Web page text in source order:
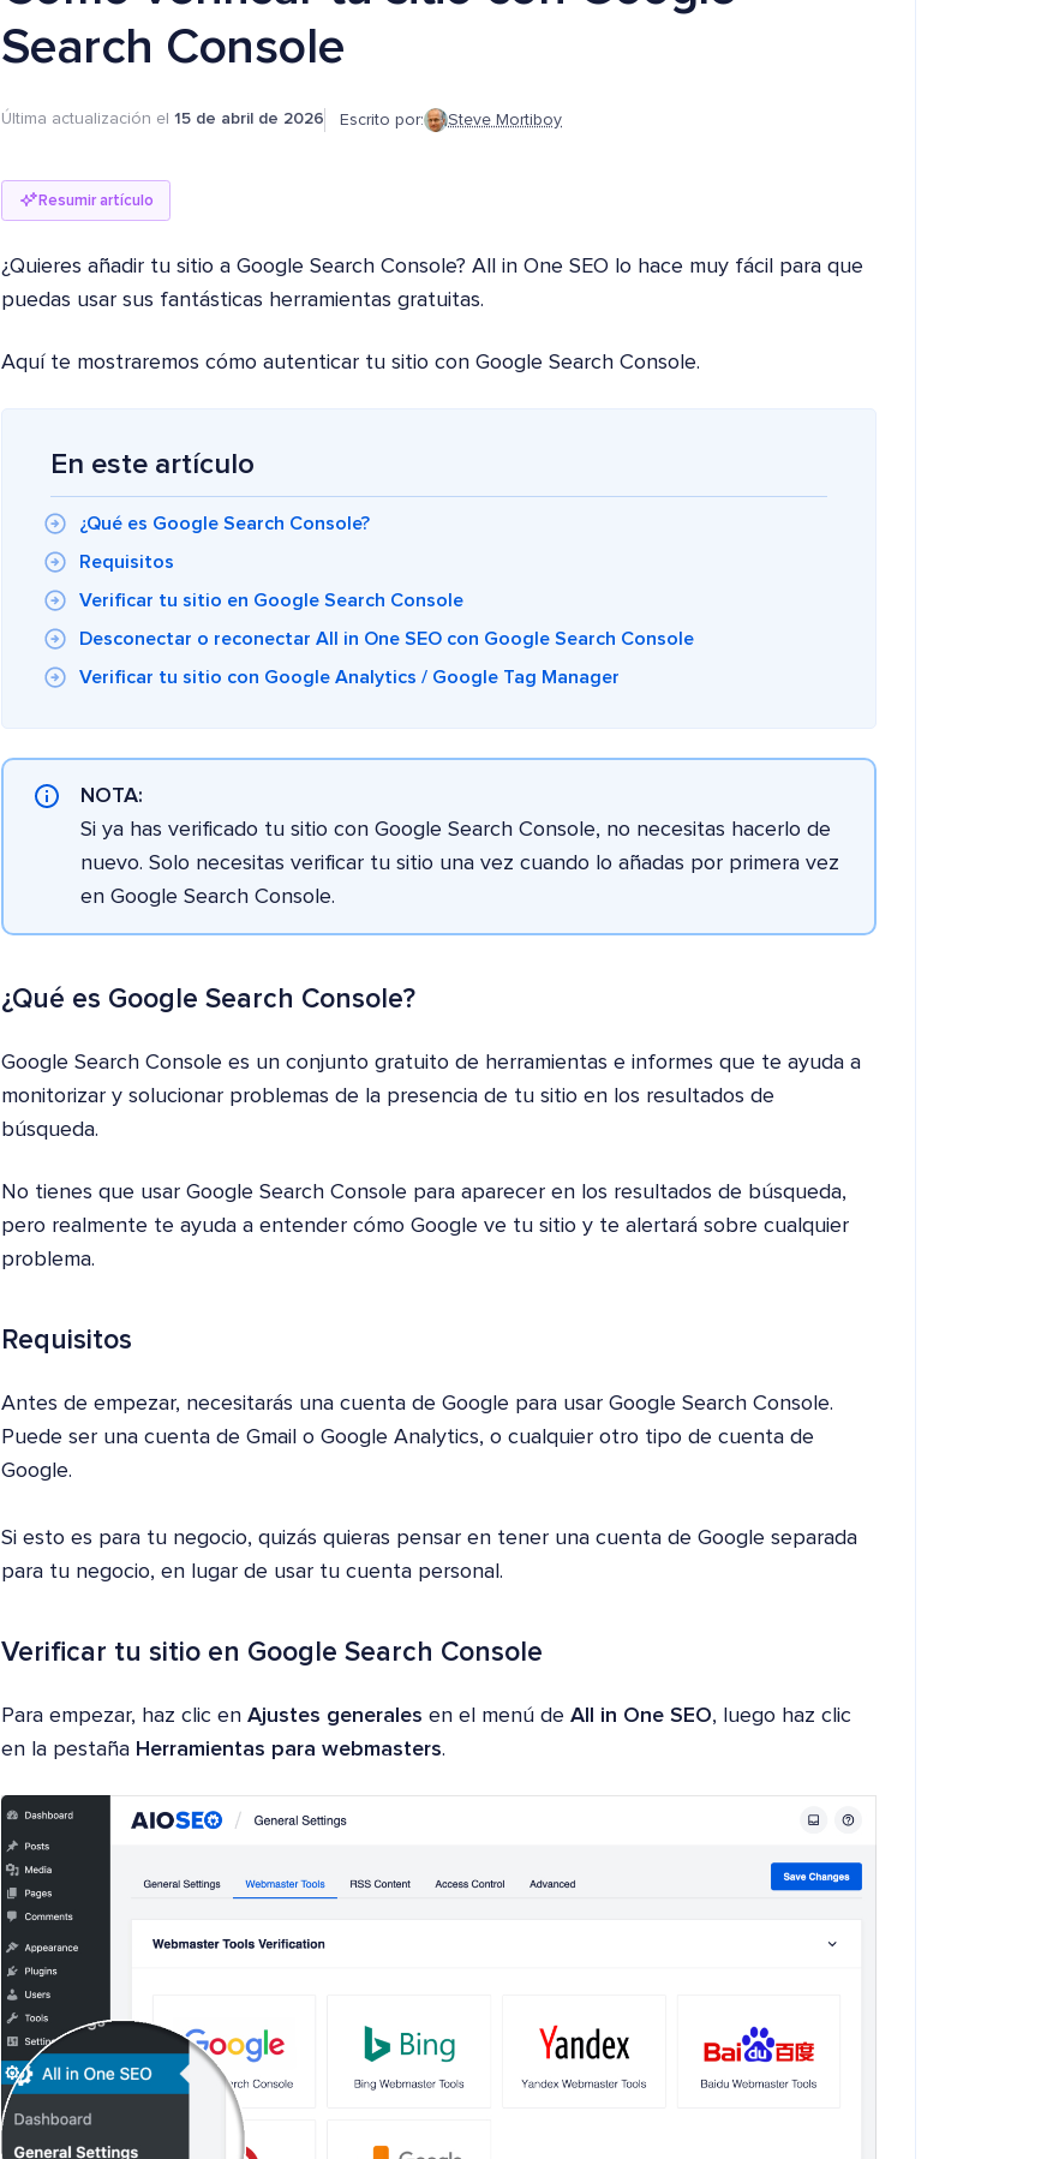
Search Console
Última actualización el 15 de abril de 2026 Escrito por: Steve Mortiboy
Resumir artículo
¿Quieres añadir tu sitio a Google Search Console? All in One SEO lo hace muy fácil para que
puedas usar sus fantásticas herramientas gratuitas.
Aquí te mostraremos cómo autenticar tu sitio con Google Search Console.
En este artículo
¿Qué es Google Search Console?
Requisitos
Verificar tu sitio en Google Search Console
Desconectar o reconectar All in One SEO con Google Search Console
Verificar tu sitio con Google Analytics / Google Tag Manager
NOTA:
Si ya has verificado tu sitio con Google Search Console, no necesitas hacerlo de
nuevo. Solo necesitas verificar tu sitio una vez cuando lo añadas por primera vez
en Google Search Console.
¿Qué es Google Search Console?
Google Search Console es un conjunto gratuito de herramientas e informes que te ayuda a
monitorizar y solucionar problemas de la presencia de tu sitio en los resultados de
búsqueda.
No tienes que usar Google Search Console para aparecer en los resultados de búsqueda,
pero realmente te ayuda a entender cómo Google ve tu sitio y te alertará sobre cualquier
problema.
Requisitos
Antes de empezar, necesitarás una cuenta de Google para usar Google Search Console.
Puede ser una cuenta de Gmail o Google Analytics, o cualquier otro tipo de cuenta de
Google.
Si esto es para tu negocio, quizás quieras pensar en tener una cuenta de Google separada
para tu negocio, en lugar de usar tu cuenta personal.
Verificar tu sitio en Google Search Console
Para empezar, haz clic en Ajustes generales en el menú de All in One SEO, luego haz clic
en la pestaña Herramientas para webmasters.